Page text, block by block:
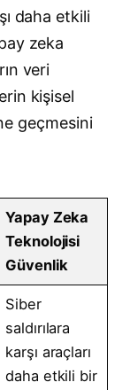
daha etkili
zeka
veri
kişisel
geçmesini
Yapay Zeka
Teknolojisi
Güvenlik
Siber
saldırılara
karşı araçları
daha etkili bir